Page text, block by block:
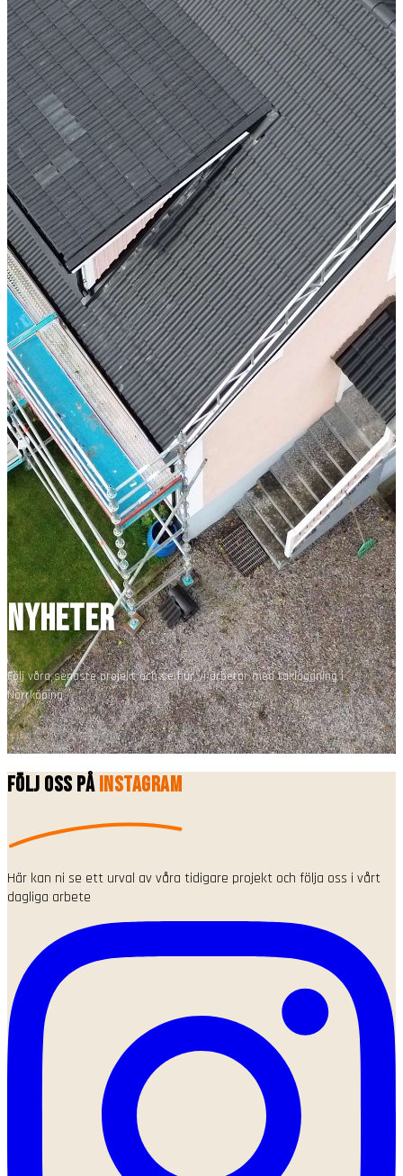
NYHETER
Följ våra senaste projekt och se hur vi arbetar med takläggning i
Norrköping
Följ oss påInstagram
Här kan ni se ett urval av våra tidigare projekt och följa oss i vårt
dagliga arbete